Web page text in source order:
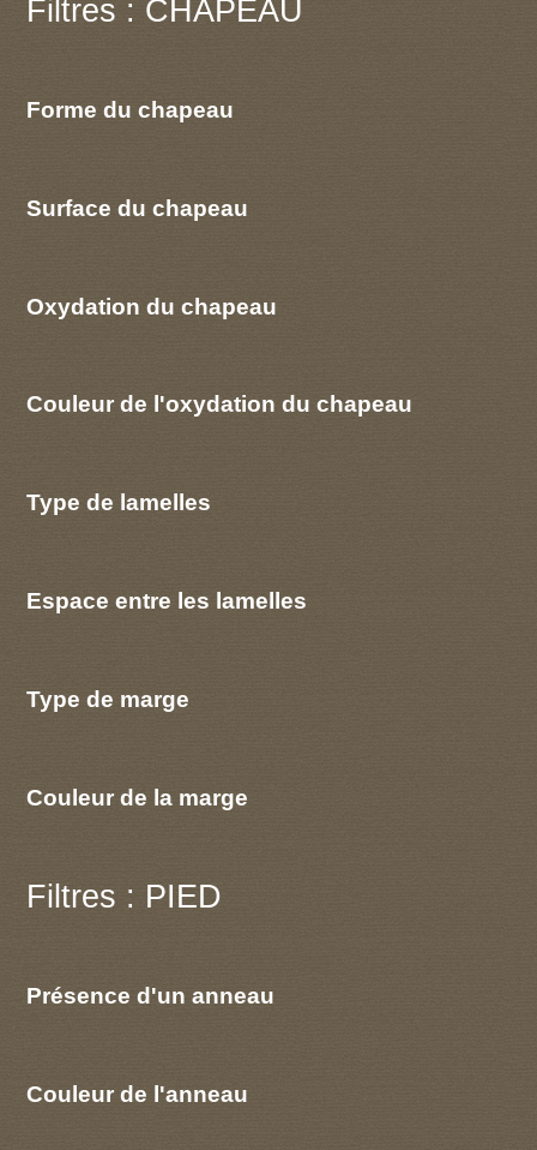
Filtres : CHAPEAU
Forme du chapeau
Surface du chapeau
Oxydation du chapeau
Couleur de l'oxydation du chapeau
Type de lamelles
Espace entre les lamelles
Type de marge
Couleur de la marge
Filtres : PIED
Présence d'un anneau
Couleur de l'anneau